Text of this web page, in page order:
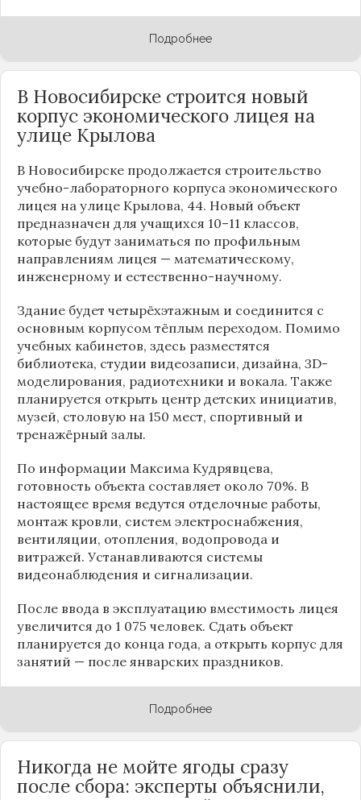
Подробнее
В Новосибирске строится новый
корпус экономического лицея на
улице Крылова
В Новосибирске продолжается строительство
учебно-лабораторного корпуса экономического
лицея на улице Крылова, 44. Новый объект
предназначен для учащихся 10–11 классов,
которые будут заниматься по профильным
направлениям лицея — математическому,
инженерному и естественно-научному.
Здание будет четырёхэтажным и соединится с
основным корпусом тёплым переходом. Помимо
учебных кабинетов, здесь разместятся
библиотека, студии видеозаписи, дизайна, 3D-
моделирования, радиотехники и вокала. Также
планируется открыть центр детских инициатив,
музей, столовую на 150 мест, спортивный и
тренажёрный залы.
По информации Максима Кудрявцева,
готовность объекта составляет около 70%. В
настоящее время ведутся отделочные работы,
монтаж кровли, систем электроснабжения,
вентиляции, отопления, водопровода и
витражей. Устанавливаются системы
видеонаблюдения и сигнализации.
После ввода в эксплуатацию вместимость лицея
увеличится до 1 075 человек. Сдать объект
планируется до конца года, а открыть корпус для
занятий — после январских праздников.
Подробнее
Никогда не мойте ягоды сразу
после сбора: эксперты объяснили,